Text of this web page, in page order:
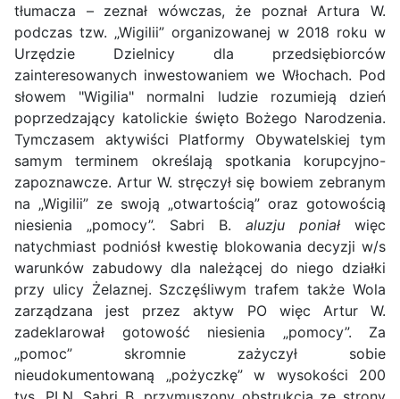
tłumacza – zeznał wówczas, że poznał Artura W.
podczas tzw. „Wigilii” organizowanej w 2018 roku w
Urzędzie Dzielnicy dla przedsiębiorców
zainteresowanych inwestowaniem we Włochach. Pod
słowem "Wigilia" normalni ludzie rozumieją dzień
poprzedzający katolickie święto Bożego Narodzenia.
Tymczasem aktywiści Platformy Obywatelskiej tym
samym terminem określają spotkania korupcyjno-
zapoznawcze. Artur W. stręczył się bowiem zebranym
na „Wigilii” ze swoją „otwartością” oraz gotowością
niesienia „pomocy”. Sabri B. aluzju poniałwięc
natychmiast podniósł kwestię blokowania decyzji w/s
warunków zabudowy dla należącej do niego działki
przy ulicy Żelaznej. Szczęśliwym trafem także Wola
zarządzana jest przez aktyw PO więc Artur W.
zadeklarował gotowość niesienia „pomocy”. Za
„pomoc” skromnie zażyczył sobie
nieudokumentowaną „pożyczkę” w wysokości 200